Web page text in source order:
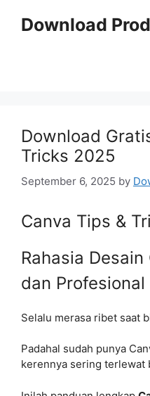
Download
Download
Tricks 2025
September 6, 2025 by
Canva Tips &
Rahasia
dan Profesional
Selalu merasa ribet saat
Padahal sudah punya
kerennya sering terlewat